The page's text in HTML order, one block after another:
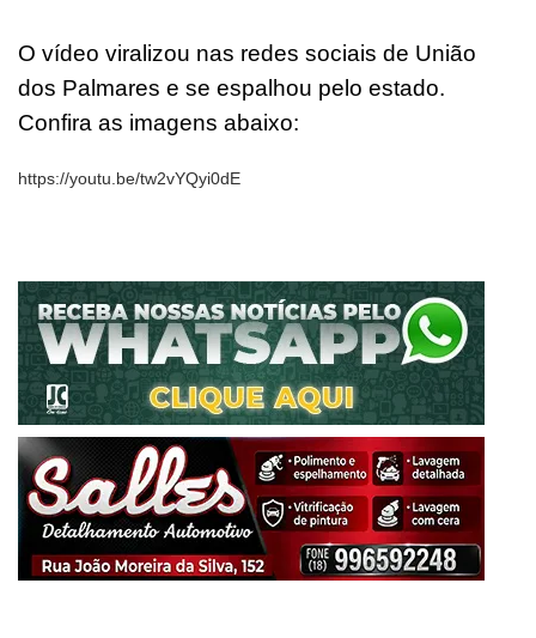
O vídeo viralizou nas redes sociais de União
dos Palmares e se espalhou pelo estado.
Confira as imagens abaixo:
https://youtu.be/tw2vYQyi0dE